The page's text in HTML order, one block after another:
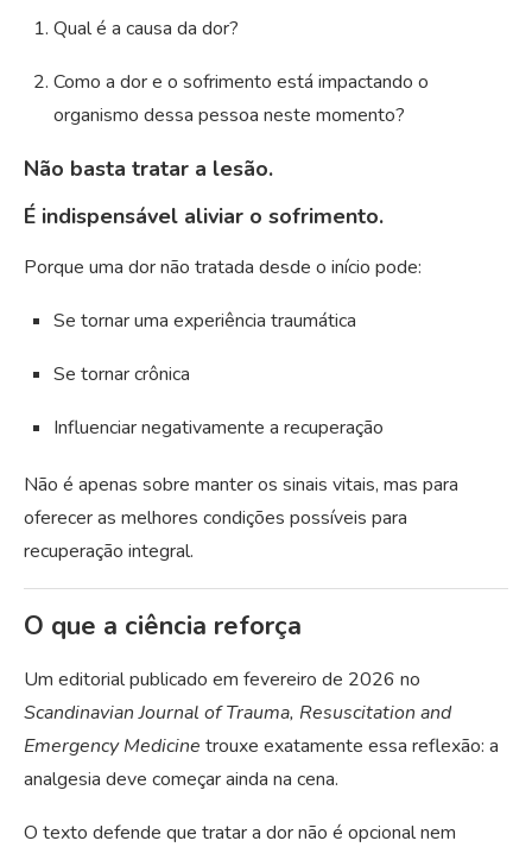
Qual é a causa da dor?
Como a dor e o sofrimento está impactando o
organismo dessa pessoa neste momento?
Não basta tratar a lesão.
É indispensável aliviar o sofrimento.
Porque uma dor não tratada desde o início pode:
Se tornar uma experiência traumática
Se tornar crônica
Influenciar negativamente a recuperação
Não é apenas sobre manter os sinais vitais, mas para
oferecer as melhores condições possíveis para
recuperação integral.
O que a ciência reforça
Um editorial publicado em fevereiro de 2026 no
Scandinavian Journal of Trauma, Resuscitation and
Emergency Medicine trouxe exatamente essa reflexão: a
analgesia deve começar ainda na cena.
O texto defende que tratar a dor não é opcional nem